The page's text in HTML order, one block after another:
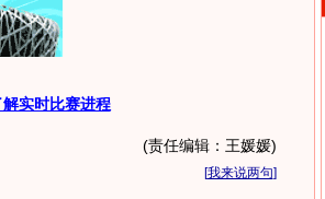
实时比赛进程
(责任编辑：王媛媛)
[我来说两句]